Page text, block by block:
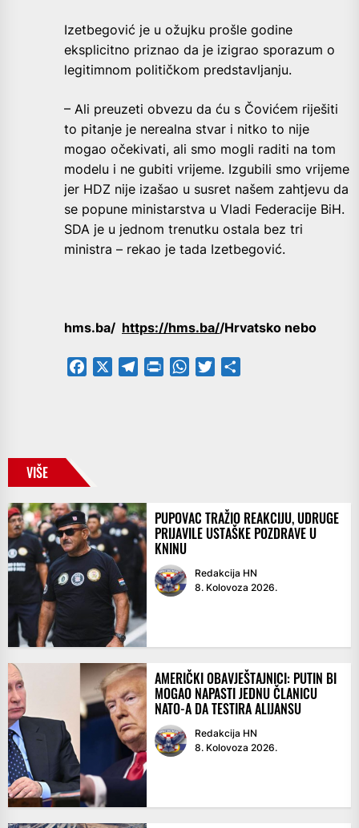
Izetbegović je u ožujku prošle godine
eksplicitno priznao da je izigrao sporazum o
legitimnom političkom predstavljanju.
– Ali preuzeti obvezu da ću s Čovićem riješiti
to pitanje je nerealna stvar i nitko to nije
mogao očekivati, ali smo mogli raditi na tom
modelu i ne gubiti vrijeme. Izgubili smo vrijeme
jer HDZ nije izašao u susret našem zahtjevu da
se popune ministarstva u Vladi Federacije BiH.
SDA je u jednom trenutku ostala bez tri
ministra – rekao je tada Izetbegović.
hms.ba/ https://hms.ba//Hrvatsko nebo
Facebook TelegramPrintFriendly
WhatsApp
Twitter
VIŠE
PUPOVAC TRAŽIO REAKCIJU, UDRUGE
PRIJAVILE USTAŠKE POZDRAVE U
KNINU
Redakcija HN
8. Kolovoza 2026.
AMERIČKI OBAVJEŠTAJNICI: PUTIN BI
MOGAO NAPASTI JEDNU ČLANICU
NATO-A DA TESTIRA ALIJANSU
Redakcija HN
8. Kolovoza 2026.